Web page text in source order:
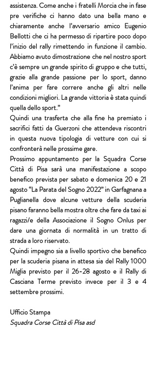
assistenza. Come anche i fratelli Morcia che in fase
pre verifiche ci hanno dato una bella mano e
chiaramente anche l’avversario amico Eugenio
Bellotti che ci ha permesso di ripartire poco dopo
l’inizio del rally rimettendo in funzione il cambio.
Abbiamo avuto dimostrazione che nel nostro sport
c’è sempre un grande spirito di gruppo e che tutti,
grazie alla grande passione per lo sport, danno
l’anima per fare correre anche gli altri nelle
condizioni migliori. La grande vittoria è stata quindi
quella dello sport.”
Quindi una trasferta che alla fine ha premiato i
sacrifici fatti da Guerzoni che attendeva riscontri
in questa nuova tipologia di vetture con cui si
confronterà nelle prossime gare.
Prossimo appuntamento per la Squadra Corse
Città di Pisa sarà una manifestazione a scopo
benefico prevista per sabato e domenica 20 e 21
agosto “La Parata del Sogno 2022” in Garfagnana a
Puglianella dove alcune vetture della scuderia
pisano faranno bella mostra oltre che fare da taxi ai
ragazzi/e della Associazione il Sogno Onlus per
dare una giornata di normalità in un tratto di
strada a loro riservato.
Quindi impegno sia a livello sportivo che benefico
per la scuderia pisana in attesa sia del Rally 1000
Miglia previsto per il 26-28 agosto e il Rally di
Casciana Terme previsto invece per il 3 e 4
settembre prossimi.
Ufficio Stampa
Squadra Corse Città di Pisa asd